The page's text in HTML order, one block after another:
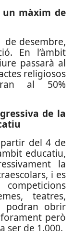
màxim de
de desembre,
En l’àmbit
passarà al
religiosos
al 50%
de la
del 4 de
educatiu,
la
i es
teatres,
podran obrir
però
ser de 1.000.